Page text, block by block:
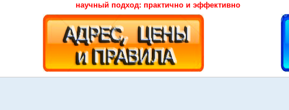
научный подход: практично и эффективно